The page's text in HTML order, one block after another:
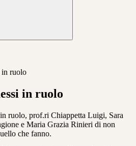
in ruolo
in ruolo
ruolo, prof.ri Chiappetta Luigi, Sara
e Maria Grazia Rinieri di non
che fanno.